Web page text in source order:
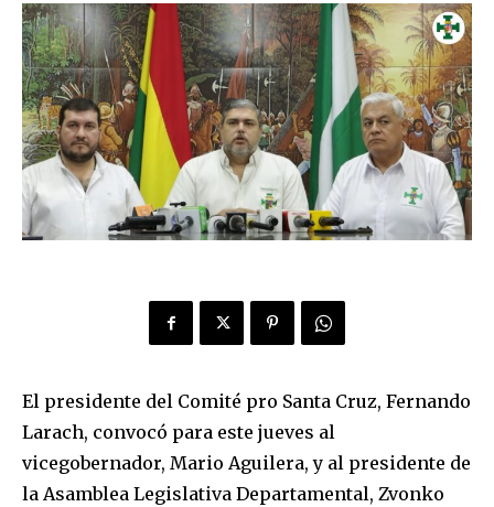
El presidente del Comité pro Santa Cruz, Fernando
Larach, convocó para este jueves al
vicegobernador, Mario Aguilera, y al presidente de
la Asamblea Legislativa Departamental, Zvonko